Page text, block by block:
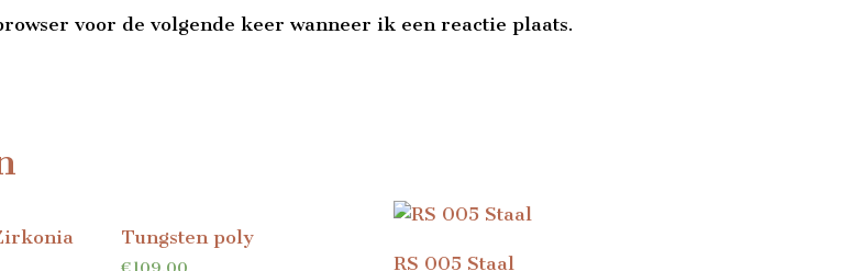
voor de volgende keer wanneer ik een reactie plaats.
Tungsten poly
RS 005 Staal